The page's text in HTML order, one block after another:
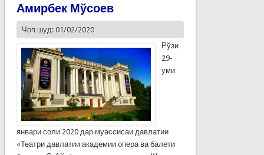
Амирбек Мўсоев
Чоп шуд: 01/02/2020
Рўзи
29-
уми
январи соли 2020 дар муассисаи давлатии
«Театри давлатии академии опера ва балети